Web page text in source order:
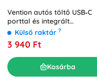
Vention autós töltő USB‑C
porttal és integrált
USB‑C/Lightning kábelekkel,
Külső raktár ?
3 940 Ft
Kosárba